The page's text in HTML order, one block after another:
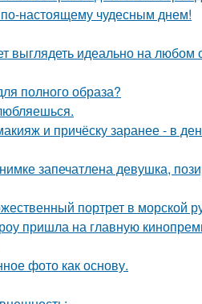
настоящему чудесным днем!
выглядеть идеально на любом
полного образа?
и причёску заранее - в
запечатлена девушка,
портрет в морской
пришла на главную
фото как основу.